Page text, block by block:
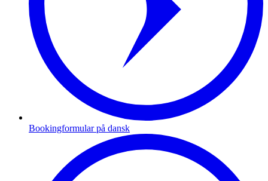
Bookingformular på dansk